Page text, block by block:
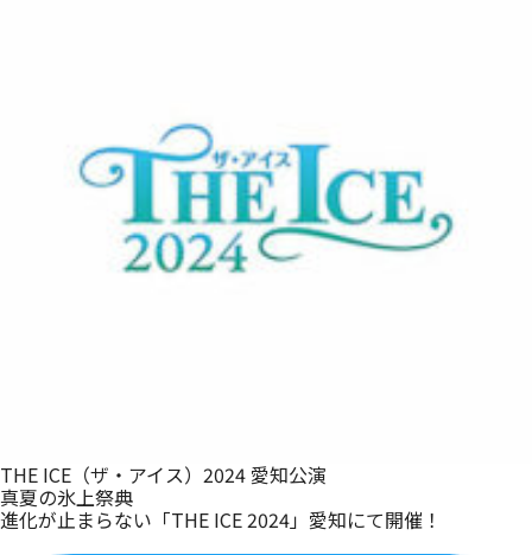
THE ICE（ザ・アイス）2024 愛知公演
真夏の氷上祭典
進化が止まらない「THE ICE 2024」愛知にて開催！